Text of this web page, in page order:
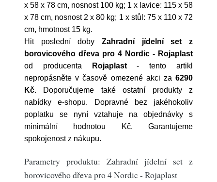
x 58 x 78 cm, nosnost 100 kg; 1 x lavice: 115 x 58
x 78 cm, nosnost 2 x 80 kg; 1 x stůl: 75 x 110 x 72
cm, hmotnost 15 kg.
Hit poslední doby Zahradní jídelní set z
borovicového dřeva pro 4 Nordic - Rojaplast
od producenta
Rojaplast- tento artikl
nepropásněte v časově omezené akci za 6290
Kč. Doporučujeme také ostatní produkty z
nabídky e-shopu. Dopravné bez jakéhokoliv
poplatku se nyní vztahuje na objednávky s
minimální hodnotou Kč. Garantujeme
spokojenost z nákupu.
Parametry produktu: Zahradní jídelní set z
borovicového dřeva pro 4 Nordic - Rojaplast